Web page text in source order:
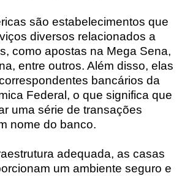
são estabelecimentos que
diversos relacionados a
como apostas na Mega Sena,
entre outros. Além disso, elas
bancários da
Federal, o que significa que
uma série de transações
nome do banco.
adequada, as casas
um ambiente seguro e